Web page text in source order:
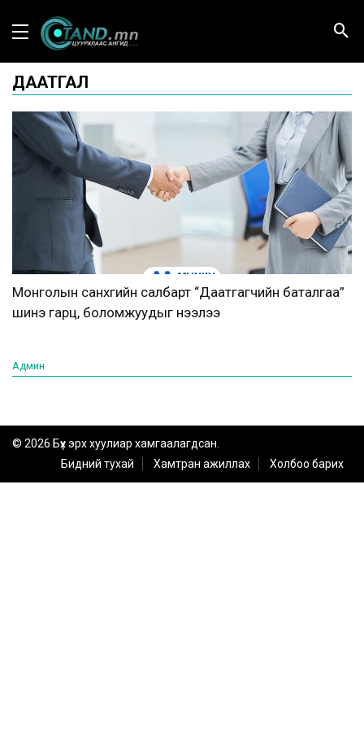
ДААТГАЛ
Монголын санхүүгийн салбарт “Даатгагчийн баталгаа”
шинэ гарц, боломжуудыг нээлээ
Админ
© 2026 Бүх эрх хуулиар хамгаалагдсан.
Бидний тухай
Хамтран ажиллах Холбоо барих